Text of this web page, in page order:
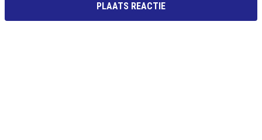
PLAATS REACTIE